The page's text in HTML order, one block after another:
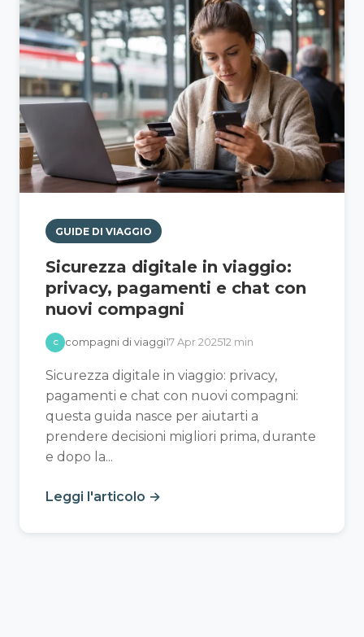
GUIDE DI VIAGGIO
Sicurezza digitale in viaggio:
privacy, pagamenti e chat con
nuovi compagni
C compagni di viaggi17 Apr 202512 min
Sicurezza digitale in viaggio: privacy,
pagamenti e chat con nuovi compagni:
questa guida nasce per aiutarti a
prendere decisioni migliori prima, durante
e dopo la...
Leggi l'articolo →